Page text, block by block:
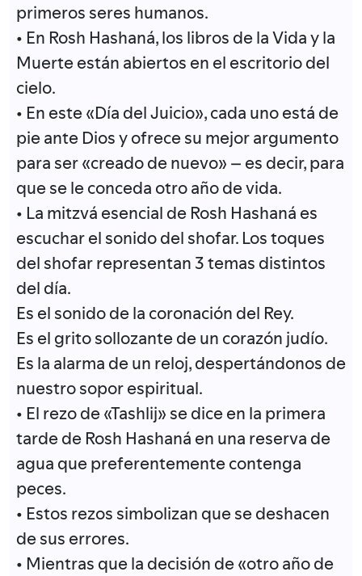
primeros seres humanos.
• En Rosh Hashaná, los libros de la Vida y la
Muerte están abiertos en el escritorio del
cielo.
• En este «Día del Juicio», cada uno está de
pie ante Dios y ofrece su mejor argumento
para ser «creado de nuevo» – es decir, para
que se le conceda otro año de vida.
• La mitzvá esencial de Rosh Hashaná es
escuchar el sonido del shofar. Los toques
del shofar representan 3 temas distintos
del día.
Es el sonido de la coronación del Rey.
Es el grito sollozante de un corazón judío.
Es la alarma de un reloj, despertándonos de
nuestro sopor espiritual.
• El rezo de «Tashlij» se dice en la primera
tarde de Rosh Hashaná en una reserva de
agua que preferentemente contenga
peces.
• Estos rezos simbolizan que se deshacen
de sus errores.
• Mientras que la decisión de «otro año de